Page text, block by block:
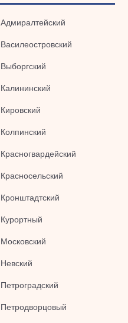
Адмиралтейский
Василеостровский
Выборгский
Калининский
Кировский
Колпинский
Красногвардейский
Красносельский
Кронштадтский
Курортный
Московский
Невский
Петроградский
Петродворцовый